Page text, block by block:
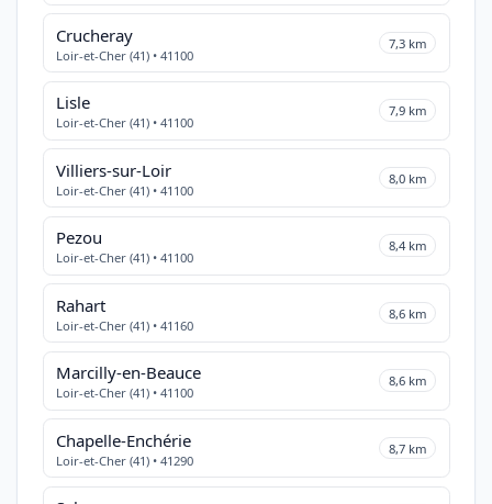
Crucheray
Loir-et-Cher (41) • 41100
7,3 km
Lisle
Loir-et-Cher (41) • 41100
7,9 km
Villiers-sur-Loir
Loir-et-Cher (41) • 41100
8,0 km
Pezou
Loir-et-Cher (41) • 41100
8,4 km
Rahart
Loir-et-Cher (41) • 41160
8,6 km
Marcilly-en-Beauce
Loir-et-Cher (41) • 41100
8,6 km
Chapelle-Enchérie
Loir-et-Cher (41) • 41290
8,7 km